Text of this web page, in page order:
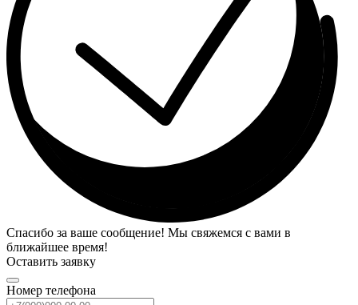
Спасибо за ваше сообщение! Мы свяжемся с вами в
ближайшее время!
Оставить заявку
Номер телефона